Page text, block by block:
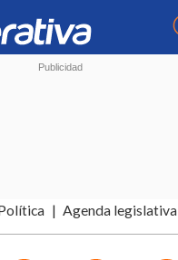
Agenda legislativa